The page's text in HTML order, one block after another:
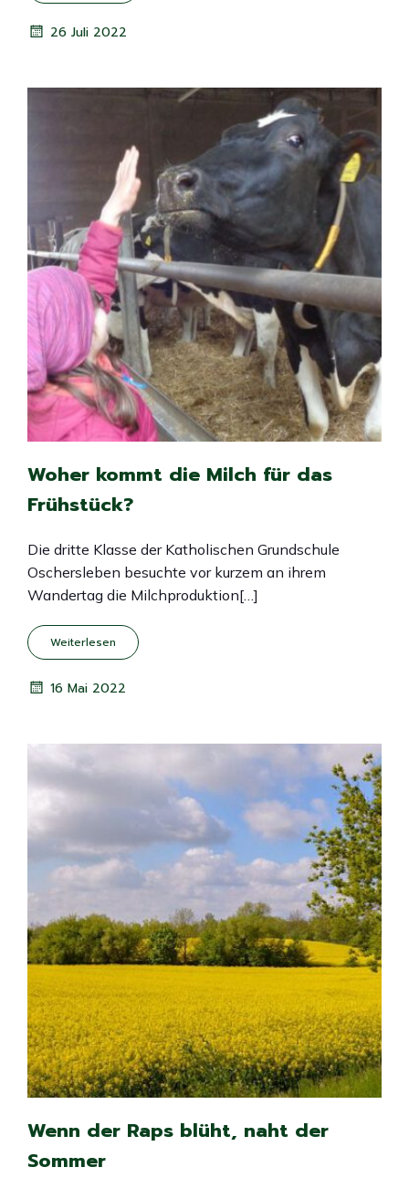
26 Juli 2022
Woher kommt die Milch für das
Frühstück?
Die dritte Klasse der Katholischen Grundschule
Oschersleben besuchte vor kurzem an ihrem
Wandertag die Milchproduktion[…]
Weiterlesen
16 Mai 2022
Wenn der Raps blüht, naht der
Sommer